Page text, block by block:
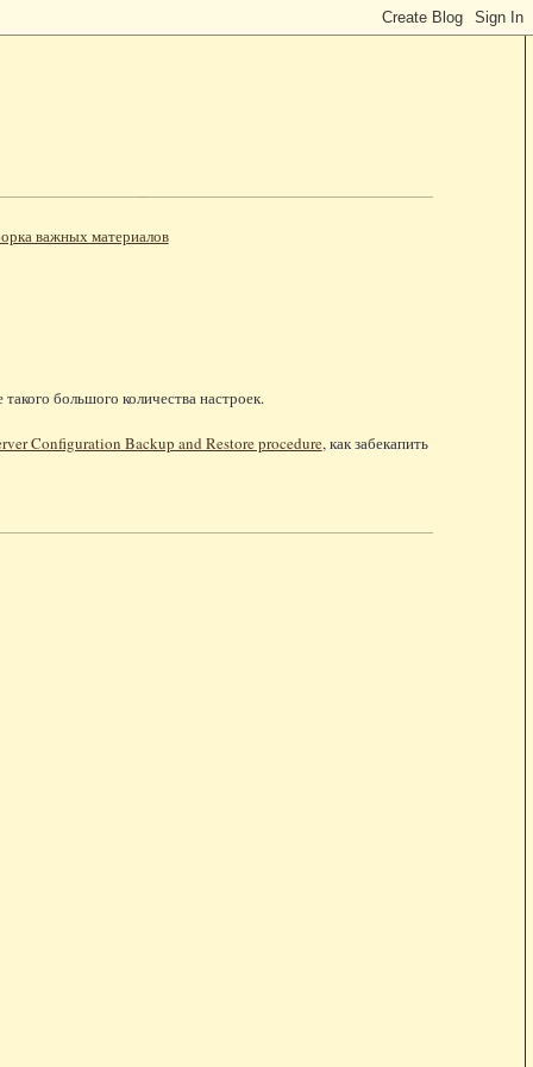
важных материалов
большого количества настроек.
Configuration Backup and Restore procedure, как забекапить